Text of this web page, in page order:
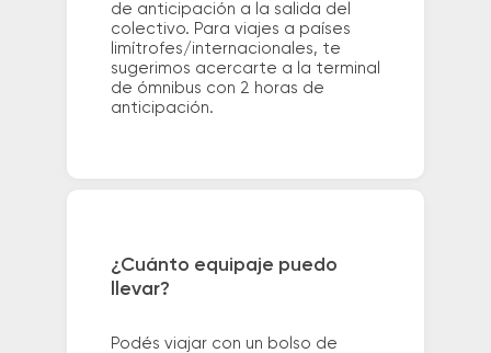
de anticipación a la salida del
colectivo. Para viajes a países
limítrofes/internacionales, te
sugerimos acercarte a la terminal
de ómnibus con 2 horas de
anticipación.
¿Cuánto equipaje puedo
llevar?
Podés viajar con un bolso de